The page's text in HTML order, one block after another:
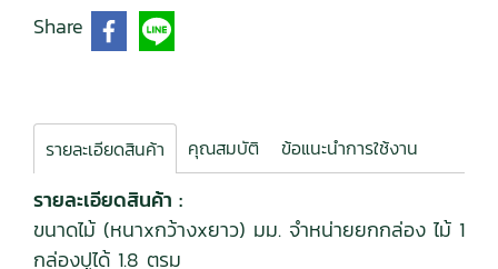
Share
รายละเอียดสินค้า คุณสมบัติ ข้อแนะนำการใช้งาน
รายละเอียดสินค้า :
ขนาดไม้ (หนาxกว้างxยาว) มม. จำหน่ายยกกล่อง ไม้ 1
กล่องปูได้ 1.8 ตรม